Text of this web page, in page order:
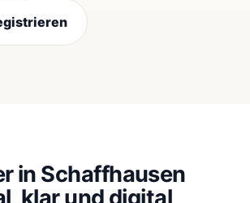
in Schaffhausen
klar und digital